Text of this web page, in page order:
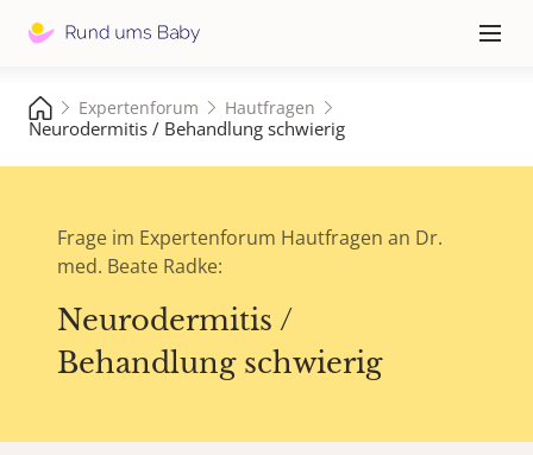
≡
Expertenforum Hautfragen
Neurodermitis / Behandlung schwierig
Frage im Expertenforum Hautfragen an Dr.
med. Beate Radke:
Neurodermitis /
Behandlung schwierig